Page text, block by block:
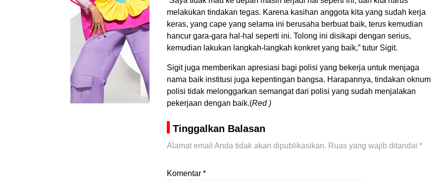
melakukan tindakan tegas. Karena kasihan anggota kita yang sudah kerja
keras, yang cape yang selama ini berusaha berbuat baik, terus kemudian
hancur gara-gara hal-hal seperti ini. Tolong ini disikapi dengan serius,
kemudian lakukan langkah-langkah konkret yang baik,” tutur Sigit.
Sigit juga memberikan apresiasi bagi polisi yang bekerja untuk menjaga
nama baik institusi juga kepentingan bangsa. Harapannya, tindakan oknum
polisi tidak melonggarkan semangat dari polisi yang sudah menjalakan
pekerjaan dengan baik.(Red )
Tinggalkan Balasan
Alamat email Anda tidak akan dipublikasikan. Ruas yang wajib ditandai *
Komentar *